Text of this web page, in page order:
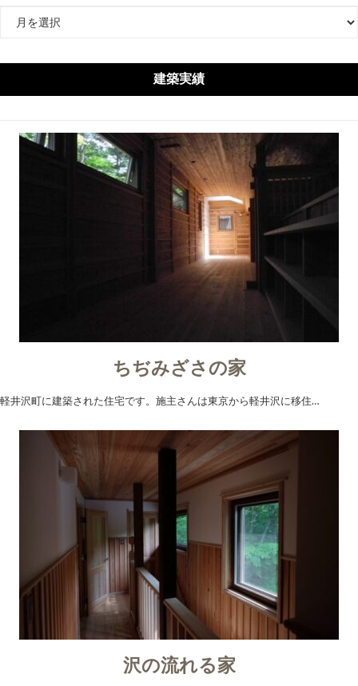
イ
建築実績
ちぢみざさの家
軽井沢町に建築された住宅です。施主さんは東京から軽井沢に移住…
沢の流れる家